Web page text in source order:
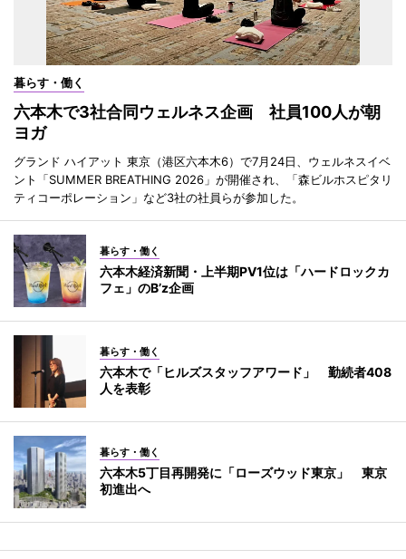
暮らす・働く
六本木で3社合同ウェルネス企画 社員100人が朝
ヨガ
グランド ハイアット 東京（港区六本木6）で7月24日、ウェルネスイベ
ント「SUMMER BREATHING 2026」が開催され、「森ビルホスピタリ
ティコーポレーション」など3社の社員らが参加した。
暮らす・働く
六本木経済新聞・上半期PV1位は「ハードロックカ
フェ」のB’z企画
暮らす・働く
六本木で「ヒルズスタッフアワード」 勤続者408
人を表彰
暮らす・働く
六本木5丁目再開発に「ローズウッド東京」 東京
初進出へ